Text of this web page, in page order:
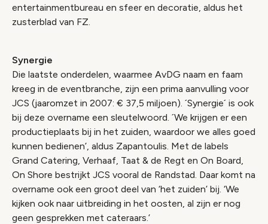
entertainmentbureau en sfeer en decoratie, aldus het
zusterblad van FZ.
Synergie
Die laatste onderdelen, waarmee AvDG naam en faam
kreeg in de eventbranche, zijn een prima aanvulling voor
JCS (jaaromzet in 2007: € 37,5 miljoen). ´Synergie´ is ook
bij deze overname een sleutelwoord. ´We krijgen er een
productieplaats bij in het zuiden, waardoor we alles goed
kunnen bedienen’, aldus Zapantoulis. Met de labels
Grand Catering, Verhaaf, Taat & de Regt en On Board,
On Shore bestrijkt JCS vooral de Randstad. Daar komt na
overname ook een groot deel van ‘het zuiden’ bij. ‘We
kijken ook naar uitbreiding in het oosten, al zijn er nog
geen gesprekken met cateraars.’